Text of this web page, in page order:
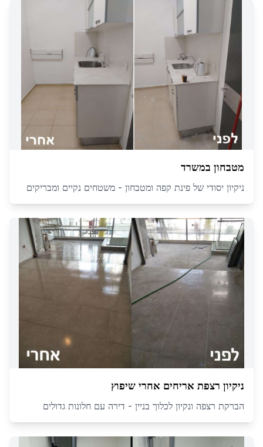
מטבחון במשרד
ניקיון יסודי של פינת קפה ומטבחון - משטחים נקיים ומבריקים
ניקיון רצפת אריחים אחרי שיפוץ
הברקת רצפה ונקיון לכלוך בניין - דירה עם חלונות גדולים